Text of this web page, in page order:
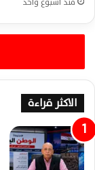
الاكثر قراءة